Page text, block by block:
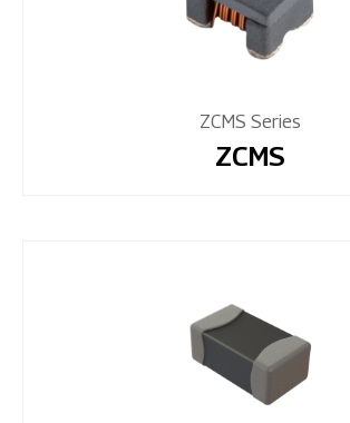
ZCMS Series
ZCMS